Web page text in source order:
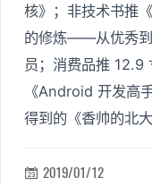
核》；非技术书推
的修炼——从优秀到
员；消费品推 12.9
《Android 开发高
得到的《香帅的北
 2019/01/12